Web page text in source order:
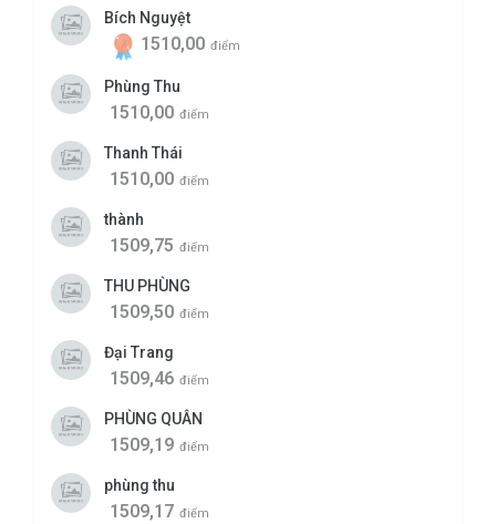
Bích Nguyệt
1510,00 điểm
Phùng Thu
1510,00 điểm
Thanh Thái
1510,00 điểm
thành
1509,75 điểm
THU PHÙNG
1509,50 điểm
Đại Trang
1509,46 điểm
PHÙNG QUÂN
1509,19 điểm
phùng thu
1509,17 điểm